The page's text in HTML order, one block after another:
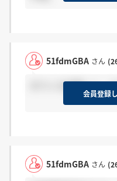
51fdmGBA さん
オフィスは新しく、
会員登録
51fdmGBA さん